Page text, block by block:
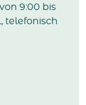
9:00 bis
telefonisch